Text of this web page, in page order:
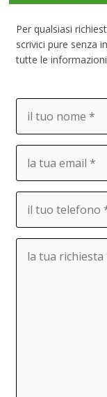
Per qualsiasi
scrivici pure senza
tutte le